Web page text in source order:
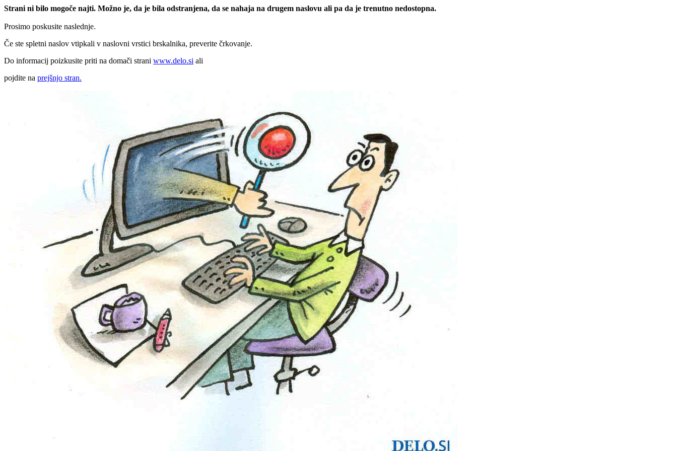
Strani ni bilo mogoče najti. Možno je, da je bila odstranjena, da se nahaja na drugem naslovu ali pa da je trenutno nedostopna.
Prosimo poskusite naslednje.
Če ste spletni naslov vtipkali v naslovni vrstici brskalnika, preverite črkovanje.
Do informacij poizkusite priti na domači strani www.delo.si ali
pojdite na prejšnjo stran.